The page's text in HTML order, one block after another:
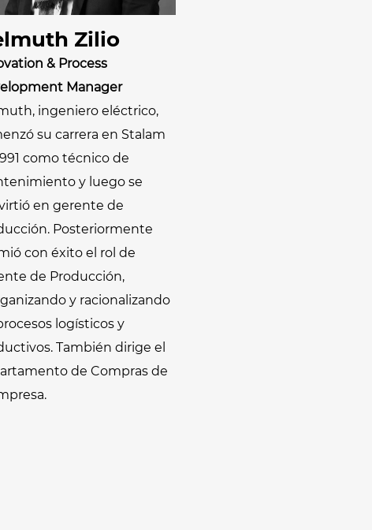
Zilio
& Process
Manager
ingeniero eléctrico,
su carrera en Stalam
como técnico de
y luego se
en gerente de
Posteriormente
con éxito el rol de
de Producción,
y racionalizando
logísticos y
También dirige el
de Compras de